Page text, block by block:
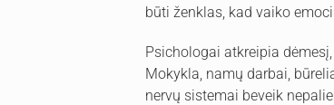
būti ženklas, kad vaiko
Psichologai atkreipia
Mokykla, namų darbai,
nervų sistemai beveik